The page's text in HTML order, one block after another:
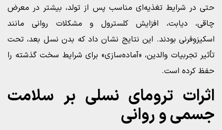
حتی در شرایط تغذیه‌ای مناسب پس از تولد، بیشتر در معرض
چاقی، دیابت، افزایش کلسترول و مشکلات روانی مانند
اسکیزوفرنی بودند. این نتایج نشان داد که بدن نسل بعد، تحت
تأثیر تجربیات والدین، «آماده‌سازی» برای شرایط سخت گذشته را
حفظ کرده است.
اثرات ترومای نسلی بر سلامت
جسمی و روانی